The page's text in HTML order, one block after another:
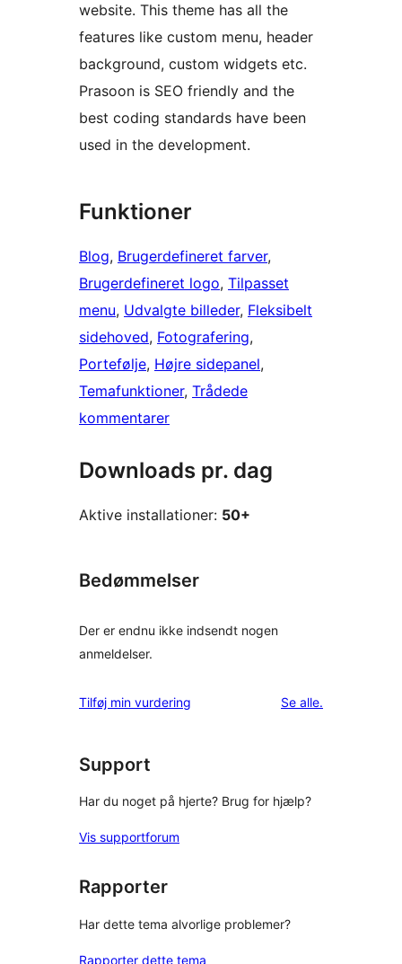
website. This theme has all the
features like custom menu, header
background, custom widgets etc.
Prasoon is SEO friendly and the
best coding standards have been
used in the development.
Funktioner
Blog, Brugerdefineret farver
Brugerdefineret logo, Tilpasset
menu, Udvalgte billeder, Fleksibelt
sidehoved, Fotografering
Portefølje, Højre sidepanel
Temafunktioner, Trådede
kommentarer
Downloads pr. dag
Aktive installationer: 50+
Bedømmelser
Der er endnu ikke indsendt nogen
anmeldelser.
Tilføj min vurdering Se alleanmeldelser
.
Support
Har du noget på hjerte? Brug for hjælp?
Vis supportforum
Rapporter
Har dette tema alvorlige problemer?
Rapporter dette tema